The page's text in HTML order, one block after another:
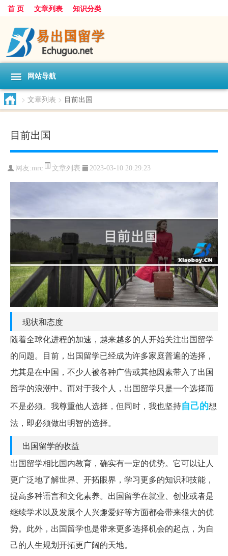
首 页 文章列表 知识分类
网站导航
> 文章列表 > 目前出国
目前出国
网友:mrc 文章列表 2023-03-10 20:29:23
现状和态度
随着全球化进程的加速，越来越多的人开始关注出国留学
的问题。目前，出国留学已经成为许多家庭普遍的选择，
尤其是在中国，不少人被各种广告或其他因素带入了出国
留学的浪潮中。而对于我个人，出国留学只是一个选择而
不是必须。我尊重他人选择，但同时，我也坚持自己的想
法，即必须做出明智的选择。
出国留学的收益
出国留学相比国内教育，确实有一定的优势。它可以让人
更广泛地了解世界、开拓眼界，学习更多的知识和技能，
提高多种语言和文化素养。出国留学在就业、创业或者是
继续学术以及发展个人兴趣爱好等方面都会带来很大的优
势。此外，出国留学也是带来更多选择机会的起点，为自
己的人生规划开拓更广阔的天地。